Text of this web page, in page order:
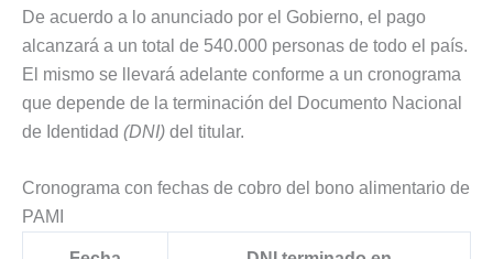
De acuerdo a lo anunciado por el Gobierno, el pago
alcanzará a un total de 540.000 personas de todo el país.
El mismo se llevará adelante conforme a un cronograma
que depende de la terminación del Documento Nacional
de Identidad (DNI) del titular.
Cronograma con fechas de cobro del bono alimentario de
PAMI